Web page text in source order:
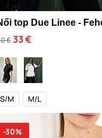
top Due Linee -
€33 €
S/M M/L
-30%